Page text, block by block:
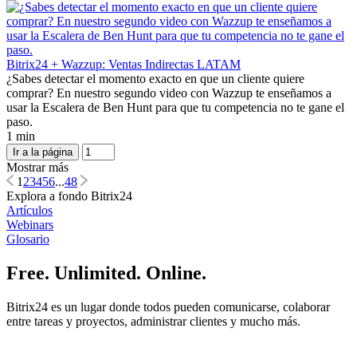
Bitrix24 + Wazzup: Ventas Indirectas LATAM
¿Sabes detectar el momento exacto en que un cliente quiere
comprar? En nuestro segundo video con Wazzup te enseñamos a
usar la Escalera de Ben Hunt para que tu competencia no te gane el
paso.
1 min
Ir a la página
Mostrar más
1 23456...48
Explora a fondo Bitrix24
Artículos
Webinars
Glosario
Free. Unlimited. Online.
Bitrix24 es un lugar donde todos pueden comunicarse, colaborar
entre tareas y proyectos, administrar clientes y mucho más.